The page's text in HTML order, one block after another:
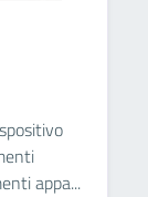
appa...